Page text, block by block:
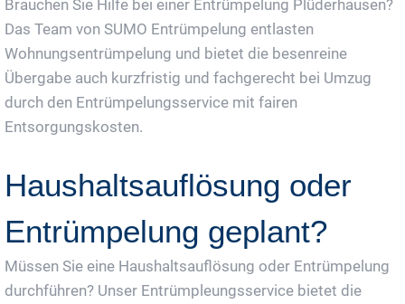
Brauchen Sie Hilfe bei einer Entrümpelung Plüderhausen?
Das Team von SUMO Entrümpelung entlasten
Wohnungsentrümpelung und bietet die besenreine
Übergabe auch kurzfristig und fachgerecht bei Umzug
durch den Entrümpelungsservice mit fairen
Entsorgungskosten.
Haushaltsauflösung oder
Entrümpelung geplant?
Müssen Sie eine Haushaltsauflösung oder Entrümpelung
durchführen? Unser Entrümpleungsservice bietet die